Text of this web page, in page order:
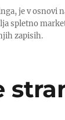
je v osnovi
spletno
zapisih.